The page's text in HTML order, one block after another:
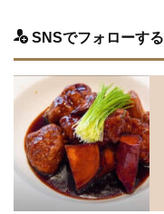
SNSでフォローする